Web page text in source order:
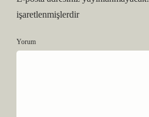
işaretlenmişlerdir
Yorum